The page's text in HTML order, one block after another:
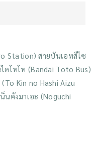
Station) สายบันเอทสึไซ
ดโทโท (Bandai Toto Bus)
Kin no Hashi Aizu
นคังมาเอะ (Noguchi